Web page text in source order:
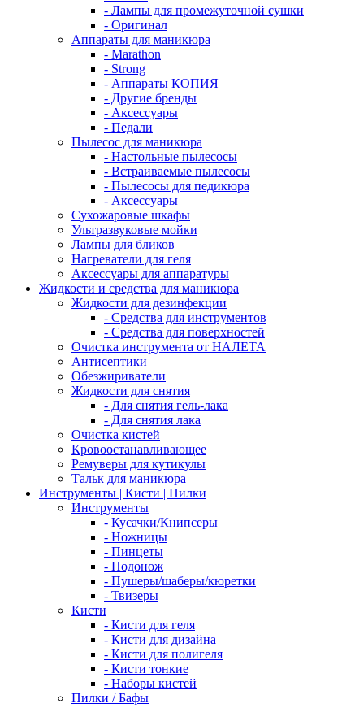
- Лампы для промежуточной сушки
- Оригинал
Аппараты для маникюра
- Marathon
- Strong
- Аппараты КОПИЯ
- Другие бренды
- Аксессуары
- Педали
Пылесос для маникюра
- Настольные пылесосы
- Встраиваемые пылесосы
- Пылесосы для педикюра
- Аксессуары
Сухожаровые шкафы
Ультразвуковые мойки
Лампы для бликов
Нагреватели для геля
Аксессуары для аппаратуры
Жидкости и средства для маникюра
Жидкости для дезинфекции
- Средства для инструментов
- Средства для поверхностей
Очистка инструмента от НАЛЕТА
Антисептики
Обезжириватели
Жидкости для снятия
- Для снятия гель-лака
- Для снятия лака
Очистка кистей
Кровоостанавливающее
Ремуверы для кутикулы
Тальк для маникюра
Инструменты | Кисти | Пилки
Инструменты
- Кусачки/Книпсеры
- Ножницы
- Пинцеты
- Подонож
- Пушеры/шаберы/кюретки
- Твизеры
Кисти
- Кисти для геля
- Кисти для дизайна
- Кисти для полигеля
- Кисти тонкие
- Наборы кистей
Пилки / Бафы